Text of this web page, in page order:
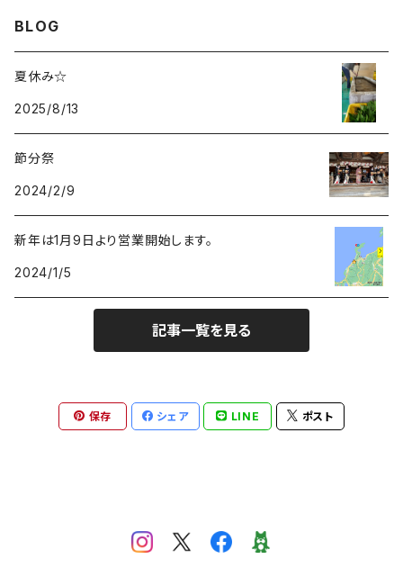
紙垂
21～40本
41本以上
21～40本
41本以上
神事用 神籬80㎝
麻紐
伊勢ひかり
BLOG
夏休み☆
2025/8/13
節分祭
2024/2/9
新年は1月9日より営業開始します。
2024/1/5
記事一覧を見る
保存 シェア LINE ポスト